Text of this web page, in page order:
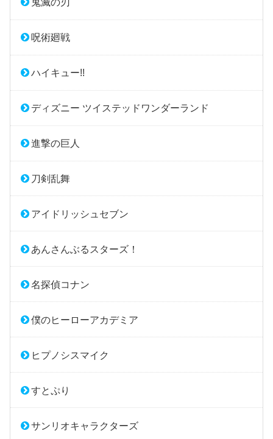
呪術廻戦
ハイキュー!!
ディズニー ツイステッドワンダーランド
進撃の巨人
刀剣乱舞
アイドリッシュセブン
あんさんぶるスターズ！
名探偵コナン
僕のヒーローアカデミア
ヒプノシスマイク
すとぷり
サンリオキャラクターズ